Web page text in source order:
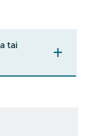
tai